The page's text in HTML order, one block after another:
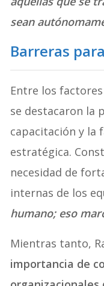
sean
Barreras
Entre los
se destacaron la
capacitación y la
estratégica.
necesidad de
internas de los
humano; eso
Mientras tanto,
importancia de